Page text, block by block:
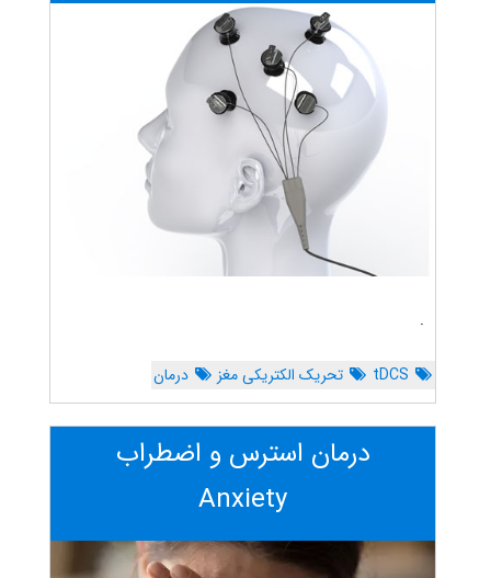
.
tDCS تحریک الکتریکی مغز درمان
درمان استرس و اضطراب
Anxiety